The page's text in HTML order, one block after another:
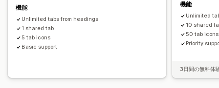
機能
Unlimited tabs from headings
1 shared tab
5 tab icons
Basic support
機能
Unlimited
10 shared
50 tab icons
Priority
3日間の無料体